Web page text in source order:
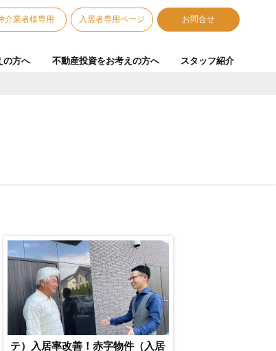
介業者様専用 入居者専用ページ お問合せ
の方へ 不動産投資をお考えの方へ スタッフ紹介
テ）入居率改善！赤字物件（入居